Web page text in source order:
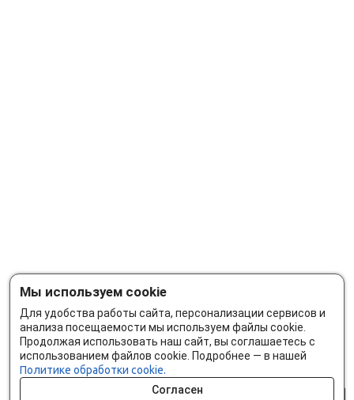
Мы используем cookie
Для удобства работы сайта, персонализации сервисов и
анализа посещаемости мы используем файлы cookie.
Продолжая использовать наш сайт, вы соглашаетесь с
использованием файлов cookie. Подробнее — в нашей
Политике обработки cookie.
Согласен